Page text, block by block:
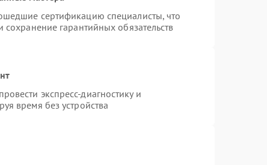
сертификацию специалисты, что
гарантийных обязательств
экспресс-диагностику и
время без устройства